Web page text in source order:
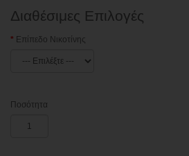
Διαθέσιμες Επιλογές
Επίπεδο Νικοτίνης
Ποσότητα